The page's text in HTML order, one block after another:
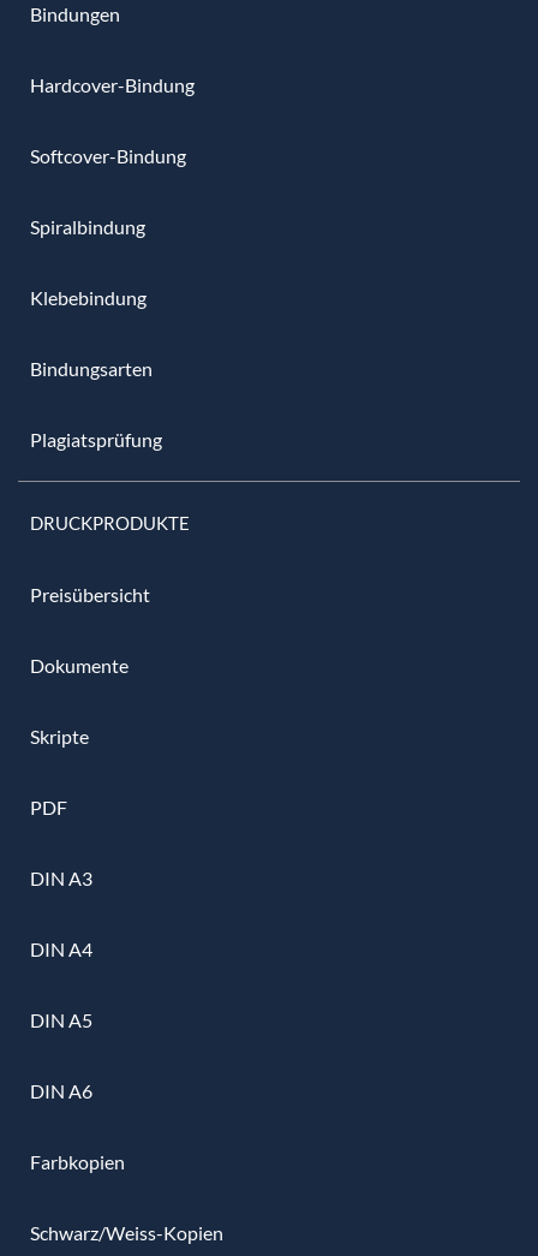
Bindungen
Hardcover-Bindung
Softcover-Bindung
Spiralbindung
Klebebindung
Bindungsarten
Plagiatsprüfung
DRUCKPRODUKTE
Preisübersicht
Dokumente
Skripte
PDF
DIN A3
DIN A4
DIN A5
DIN A6
Farbkopien
Schwarz/Weiss-Kopien